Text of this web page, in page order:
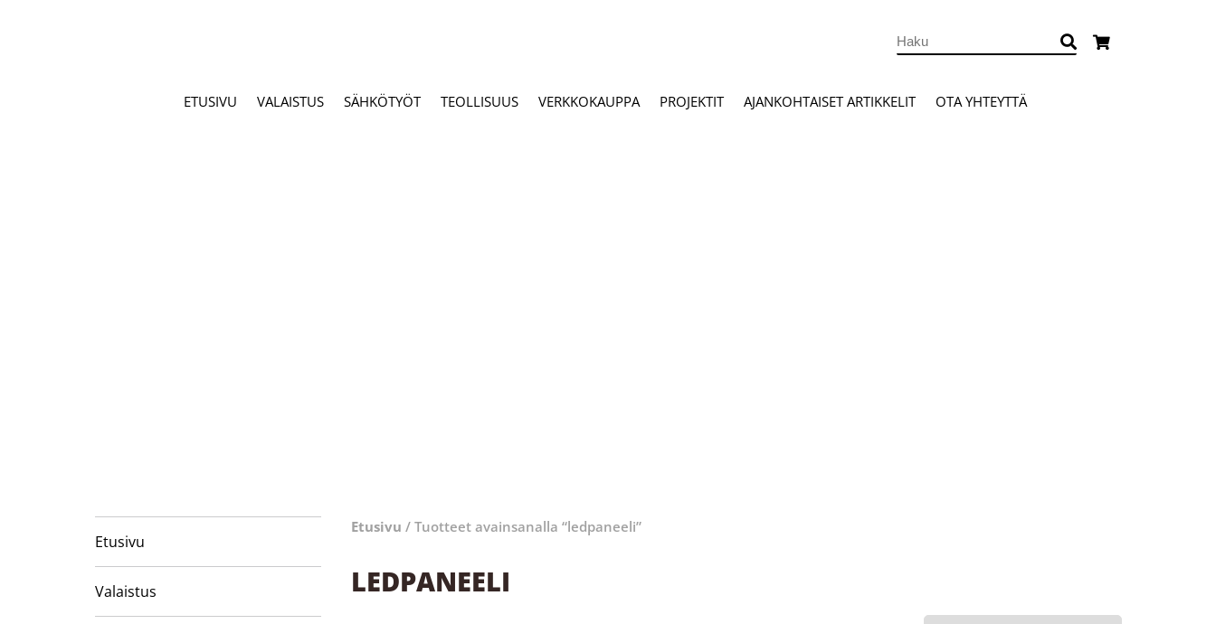
ETUSIVU VALAISTUS SÄHKÖTYÖT TEOLLISUUS VERKKOKAUPPA PROJEKTIT AJANKOHTAISET ARTIKKELIT OTA YHTEYTTÄ
Etusivu
Valaistus
Etusivu / Tuotteet avainsanalla “ledpaneeli”
LEDPANEELI